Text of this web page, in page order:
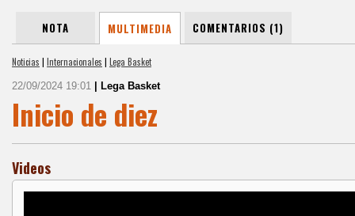
NOTA MULTIMEDIA COMENTARIOS (1)
Noticias | Internacionales | Lega Basket
22/09/2024 19:01 | Lega Basket
Inicio de diez
Videos